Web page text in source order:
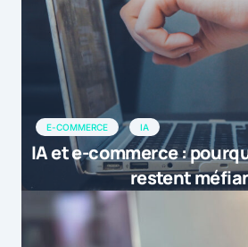
E-COMMERCE IA
IA et e-commerce :
restent